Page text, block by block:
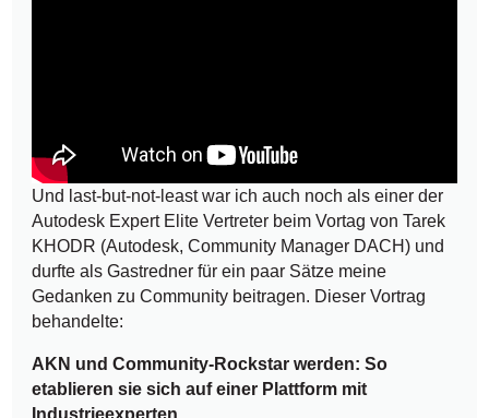
Und last-but-not-least war ich auch noch als einer der
Autodesk Expert Elite Vertreter beim Vortag von Tarek
KHODR (Autodesk, Community Manager DACH) und
durfte als Gastredner für ein paar Sätze meine
Gedanken zu Community beitragen. Dieser Vortrag
behandelte:
AKN und Community-Rockstar werden: So
etablieren sie sich auf einer Plattform mit